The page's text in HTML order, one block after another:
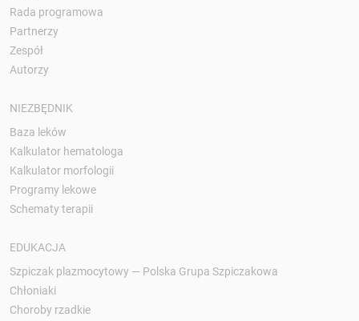
Rada programowa
Partnerzy
Zespół
Autorzy
NIEZBĘDNIK
Baza leków
Kalkulator hematologa
Kalkulator morfologii
Programy lekowe
Schematy terapii
EDUKACJA
Szpiczak plazmocytowy — Polska Grupa Szpiczakowa
Chłoniaki
Choroby rzadkie